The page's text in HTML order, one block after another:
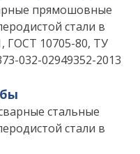
прямошовные
стали в
ГОСТ 10705-80, ТУ
032-02949352-2013
стальные
стали в